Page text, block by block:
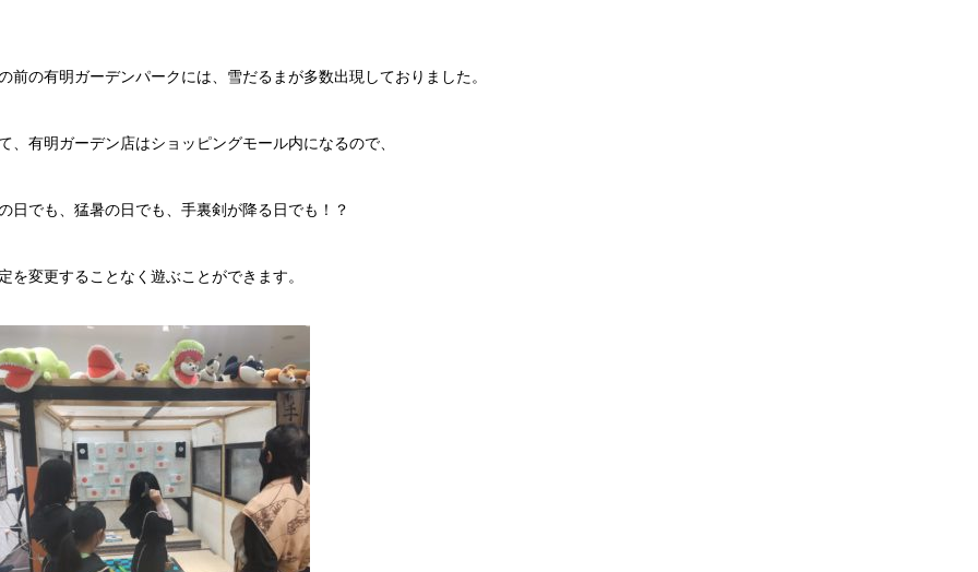
前の有明ガーデンパークには、雪だるまが多数出現しておりました。
、有明ガーデン店はショッピングモール内になるので、
日でも、猛暑の日でも、手裏剣が降る日でも！？
を変更することなく遊ぶことができます。